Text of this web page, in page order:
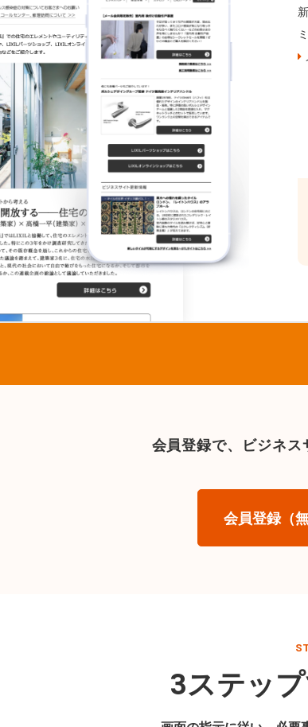
会員登録で、 ビジネス
会員登録（
3ステッ